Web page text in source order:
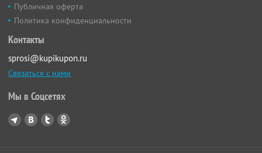
Публичная оферта
Политика конфиденциальности
Контакты
sprosi@kupikupon.ru
Связаться с нами
Мы в Соцсетях